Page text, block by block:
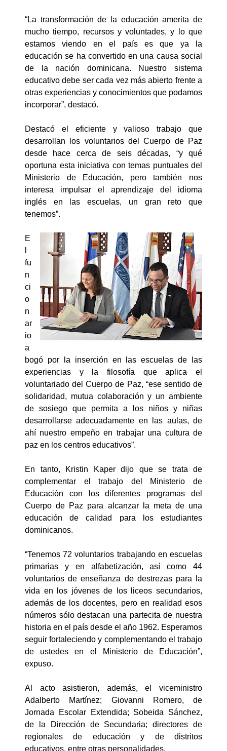
“La transformación de la educación amerita de
mucho tiempo, recursos y voluntades, y lo que
estamos viendo en el país es que ya la
educación se ha convertido en una causa social
de la nación dominicana. Nuestro sistema
educativo debe ser cada vez más abierto frente a
otras experiencias y conocimientos que podamos
incorporar”, destacó.
Destacó el eficiente y valioso trabajo que
desarrollan los voluntarios del Cuerpo de Paz
desde hace cerca de seis décadas, “y qué
oportuna esta iniciativa con temas puntuales del
Ministerio de Educación, pero también nos
interesa impulsar el aprendizaje del idioma
inglés en las escuelas, un gran reto que
tenemos”.
E
fu
n
ci
o
n
ar
io
a
bogó por la inserción en las escuelas de las
experiencias y la filosofía que aplica el
voluntariado del Cuerpo de Paz, “ese sentido de
solidaridad, mutua colaboración y un ambiente
de sosiego que permita a los niños y niñas
desarrollarse adecuadamente en las aulas, de
ahí nuestro empeño en trabajar una cultura de
paz en los centros educativos”.
En tanto, Kristin Kaper dijo que se trata de
complementar el trabajo del Ministerio de
Educación con los diferentes programas del
Cuerpo de Paz para alcanzar la meta de una
educación de calidad para los estudiantes
dominicanos.
“Tenemos 72 voluntarios trabajando en escuelas
primarias y en alfabetización, así como 44
voluntarios de enseñanza de destrezas para la
vida en los jóvenes de los liceos secundarios,
además de los docentes, pero en realidad esos
números sólo destacan una partecita de nuestra
historia en el país desde el año 1962. Esperamos
seguir fortaleciendo y complementando el trabajo
de ustedes en el Ministerio de Educación”,
expuso.
Al acto asistieron, además, el viceministro
Adalberto Martínez; Giovanni Romero, de
Jornada Escolar Extendida; Sobeida Sánchez,
de la Dirección de Secundaria; directores de
regionales de educación y de distritos
educativos, entre otras personalidades.